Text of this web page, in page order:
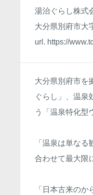
湯治ぐらし株式
大分県別府市大
url. https://
大分県別府市を
ぐらし」、温泉
う「温泉特化型
「温泉は単な
合わせて最大限
「日本古来の